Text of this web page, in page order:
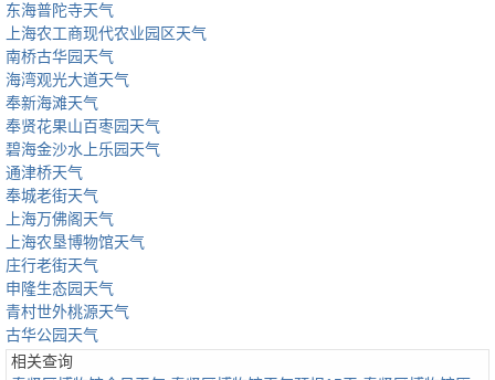
东海普陀寺天气
上海农工商现代农业园区天气
南桥古华园天气
海湾观光大道天气
奉新海滩天气
奉贤花果山百枣园天气
碧海金沙水上乐园天气
通津桥天气
奉城老街天气
上海万佛阁天气
上海农垦博物馆天气
庄行老街天气
申隆生态园天气
青村世外桃源天气
古华公园天气
相关查询